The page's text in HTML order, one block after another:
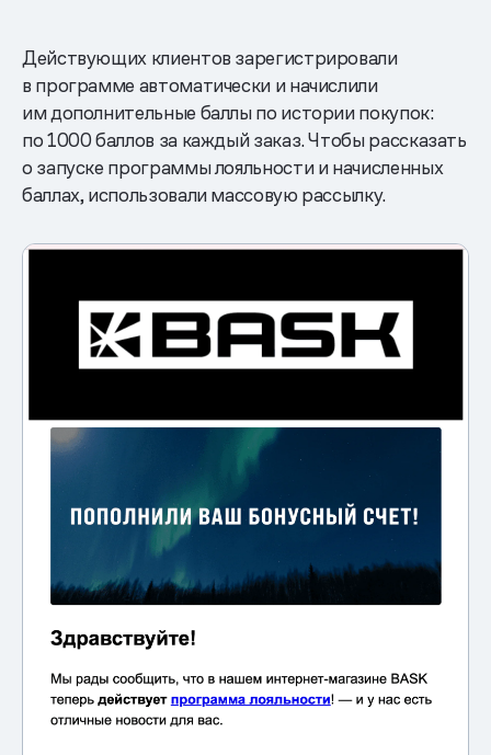
Действующих клиентов зарегистрировали
в программе автоматически и начислили
им дополнительные баллы по истории покупок:
по 1000 баллов за каждый заказ. Чтобы рассказать
о запуске программы лояльности и начисленных
баллах, использовали массовую рассылку.